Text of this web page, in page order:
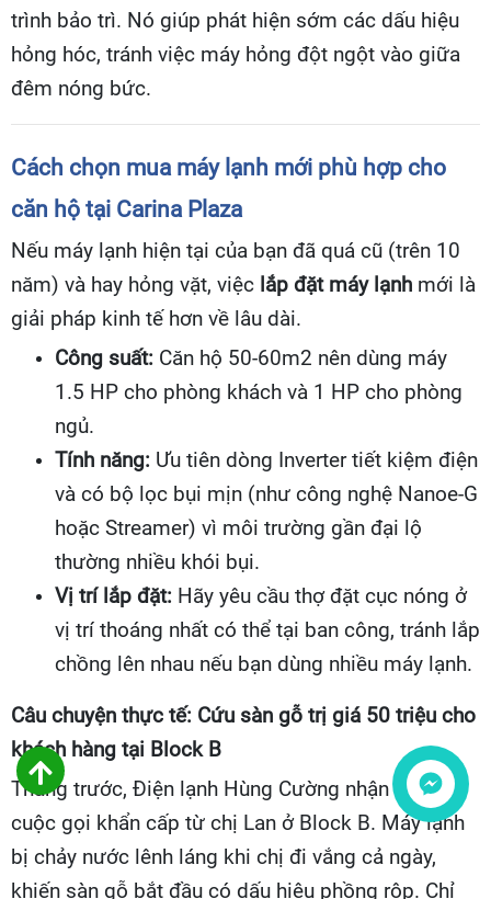
trình bảo trì. Nó giúp phát hiện sớm các dấu hiệu
hỏng hóc, tránh việc máy hỏng đột ngột vào giữa
đêm nóng bức.
Cách chọn mua máy lạnh mới phù hợp cho
căn hộ tại Carina Plaza
Nếu máy lạnh hiện tại của bạn đã quá cũ (trên 10
năm) và hay hỏng vặt, việc lắp đặt máy lạnh mới là
giải pháp kinh tế hơn về lâu dài.
Công suất: Căn hộ 50-60m2 nên dùng máy
1.5 HP cho phòng khách và 1 HP cho phòng
ngủ.
Tính năng: Ưu tiên dòng Inverter tiết kiệm điện
và có bộ lọc bụi mịn (như công nghệ Nanoe-G
hoặc Streamer) vì môi trường gần đại lộ
thường nhiều khói bụi.
Vị trí lắp đặt: Hãy yêu cầu thợ đặt cục nóng ở
vị trí thoáng nhất có thể tại ban công, tránh lắp
chồng lên nhau nếu bạn dùng nhiều máy lạnh.
Câu chuyện thực tế: Cứu sàn gỗ trị giá 50 triệu cho
khách hàng tại Block B
Tháng trước, Điện lạnh Hùng Cường nhận được
cuộc gọi khẩn cấp từ chị Lan ở Block B. Máy lạnh
bị chảy nước lênh láng khi chị đi vắng cả ngày,
khiến sàn gỗ bắt đầu có dấu hiệu phồng rộp. Chỉ
Liên hệ